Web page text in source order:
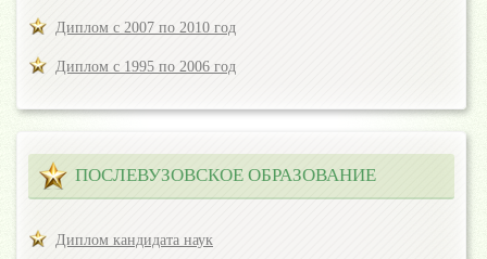
Диплом с 2007 по 2010 год
Диплом с 1995 по 2006 год
ПОСЛЕВУЗОВСКОЕ ОБРАЗОВАНИЕ
Диплом кандидата наук